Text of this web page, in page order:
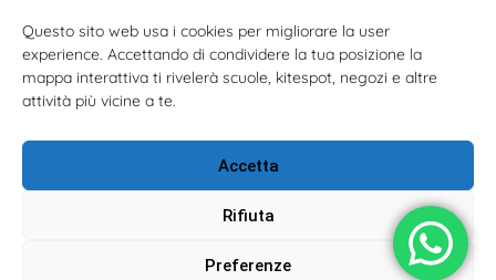
Questo sito web usa i cookies per migliorare la user
experience. Accettando di condividere la tua posizione la
mappa interattiva ti rivelerà scuole, kitespot, negozi e altre
attività più vicine a te.
Accetta
Rifiuta
Preferenze
Cerca il tuo Usato